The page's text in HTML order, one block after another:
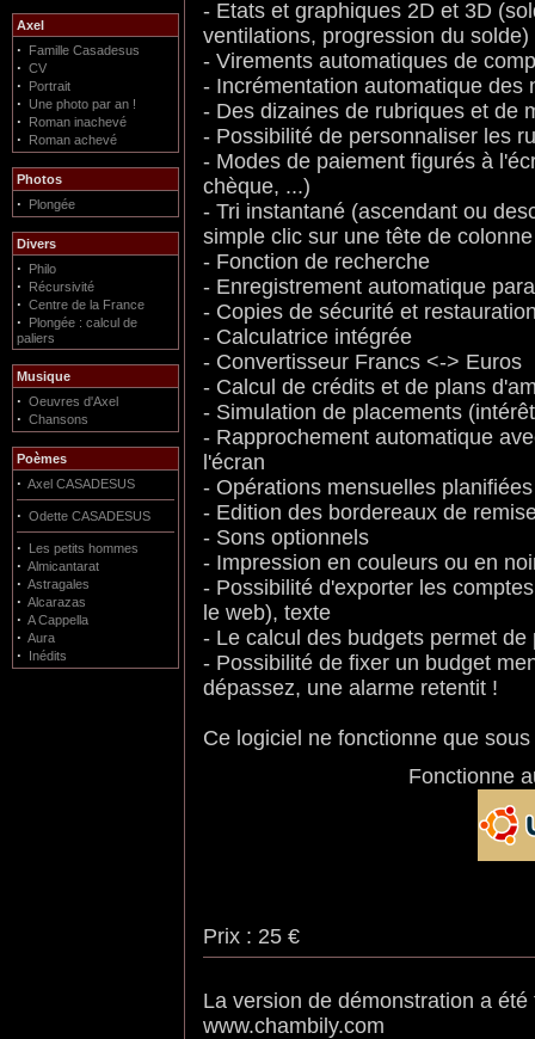
Axel
· Famille Casadesus
· CV
· Portrait
· Une photo par an !
· Roman inachevé
· Roman achevé
Photos
· Plongée
Divers
· Philo
· Récursivité
· Centre de la France
·
Plongée : calcul de
paliers
Musique
· Oeuvres d'Axel
· Chansons
Poèmes
· Axel CASADESUS
· Odette CASADESUS
· Les petits hommes
· Almicantarat
· Astragales
· Alcarazas
· A Cappella
· Aura
· Inédits
- Etats et graphiques 2D et 3D
ventilations, progression du solde)
- Virements automatiques de
- Incrémentation automatique des
- Des dizaines de rubriques et de
- Possibilité de personnaliser les
- Modes de paiement figurés à
chèque, ...)
- Tri instantané (ascendant ou
simple clic sur une tête de colonne
- Fonction de recherche
- Enregistrement automatique
- Copies de sécurité et
- Calculatrice intégrée
- Convertisseur Francs <-> Euros
- Calcul de crédits et de plans
- Simulation de placements
- Rapprochement automatique
l'écran
- Opérations mensuelles
- Edition des bordereaux de
- Sons optionnels
- Impression en couleurs ou en
- Possibilité d'exporter les
le web), texte
- Le calcul des budgets permet
- Possibilité de fixer un budget
dépassez, une alarme retentit !
Ce logiciel ne fonctionne que
Fonctionne
Prix : 25 €
La version de démonstration a
www.chambily.com